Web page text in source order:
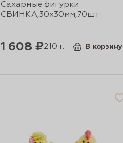
Сахарные фигурки
СВИНКА,30х30мм,70шт
1 608 ₽210 г. В корзину